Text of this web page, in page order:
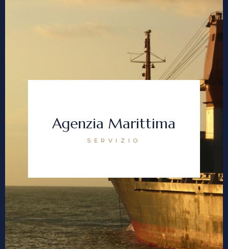
Agenzia Marittima
SERVIZIO